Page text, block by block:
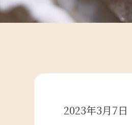
2023年3月7日